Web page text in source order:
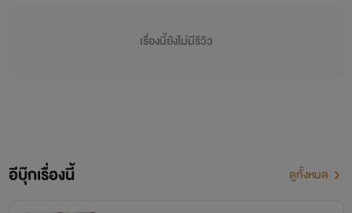
เรื่องนี้ยังไม่มีรีวิว
อีบุ๊กเรื่องนี้ ดูทั้งหมด